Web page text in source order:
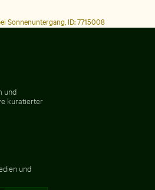
Sonnenuntergang, ID: 7715008
und
kuratierter
und